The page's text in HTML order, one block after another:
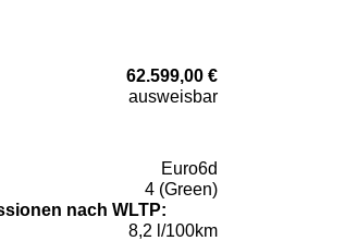
62.599,00 €
ausweisbar
Euro6d
4 (Green)
nach WLTP:
8,2 l/100km